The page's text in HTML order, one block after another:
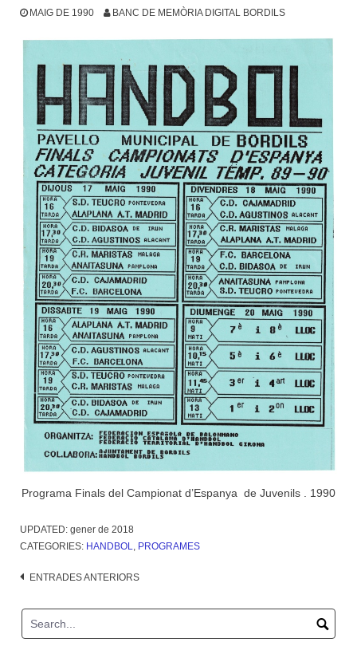
MAIG DE 1990 BANC DE MEMÒRIA DIGITAL BORDILS
Programa Finals del Campionat d’Espanya de Juvenils . 1990
UPDATED: gener de 2018
CATEGORIES: HANDBOL PROGRAMES
Navegació
ENTRADES ANTERIORS